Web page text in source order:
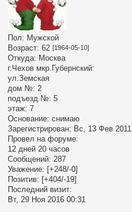
Пол: Мужской
Возраст: 62 [1964-05-10]
Откуда: Москва
г.Чехов мкр.Губернский:
ул.Земская
дом №: 2
подъезд №: 5
этаж: 7
Основание: снимаю
Зарегистрирован: Вс, 13 Фев 2011
Провел на форуме:
12 дней 20 часов
Сообщений: 287
Уважение: [+248/-0]
Позитив: [+404/-19]
Последний визит:
Вт, 29 Ноя 2016 00:31